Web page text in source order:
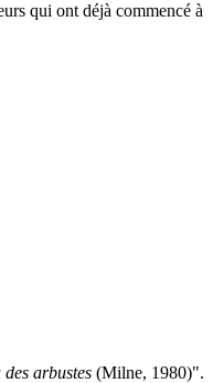
qui ont déjà commencé à
arbustes (Milne, 1980)".